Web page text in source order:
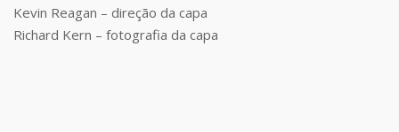
Kevin Reagan – direção da capa
Richard Kern – fotografia da capa